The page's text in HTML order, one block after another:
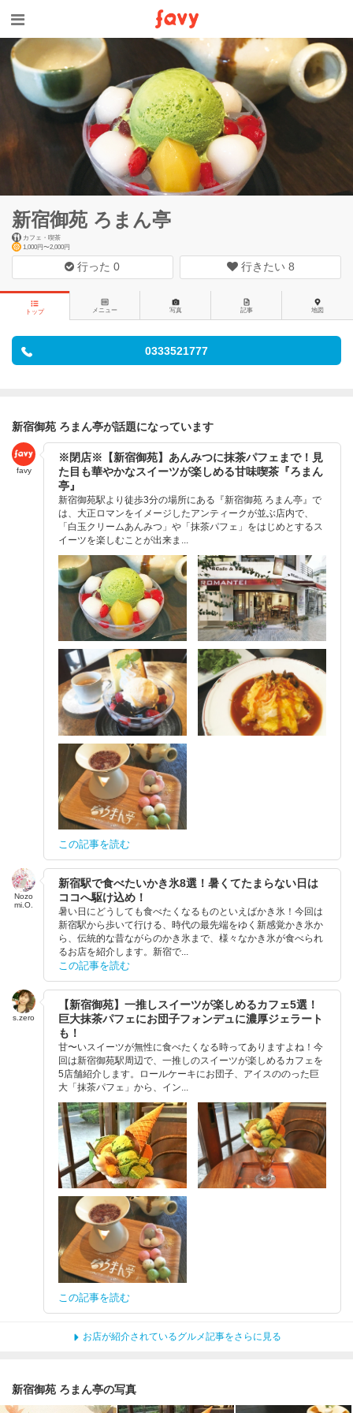
新宿御苑 ろまん亭
カフェ・喫茶
1,000円〜2,000円
行った0 行きたい 8
トップ メニュー 写真 記事 地図
0333521777
新宿御苑 ろまん亭が話題になっています
favy
※閉店※【新宿御苑】あんみつに抹茶パフェまで！見
た目も華やかなスイーツが楽しめる甘味喫茶『ろまん
亭』
新宿御苑駅より徒歩3分の場所にある『新宿御苑 ろまん亭』で
は、大正ロマンをイメージしたアンティークが並ぶ店内で、
「白玉クリームあんみつ」や「抹茶パフェ」をはじめとするス
イーツを楽しむことが出来ま...
この記事を読む
Nozo
mi.O.
新宿駅で食べたいかき氷8選！暑くてたまらない日は
ココへ駆け込め！
暑い日にどうしても食べたくなるものといえばかき氷！今回は
新宿駅から歩いて行ける、時代の最先端をゆく新感覚かき氷か
ら、伝統的な昔ながらのかき氷まで、様々なかき氷が食べられ
るお店を紹介します。新宿で...
この記事を読む
s.zero
【新宿御苑】一推しスイーツが楽しめるカフェ5選！
巨大抹茶パフェにお団子フォンデュに濃厚ジェラート
も！
甘〜いスイーツが無性に食べたくなる時ってありますよね！今
回は新宿御苑駅周辺で、一推しのスイーツが楽しめるカフェを
5店舗紹介します。ロールケーキにお団子、アイスののった巨
大「抹茶パフェ」から、イン...
この記事を読む
お店が紹介されているグルメ記事をさらに見る
新宿御苑 ろまん亭の写真